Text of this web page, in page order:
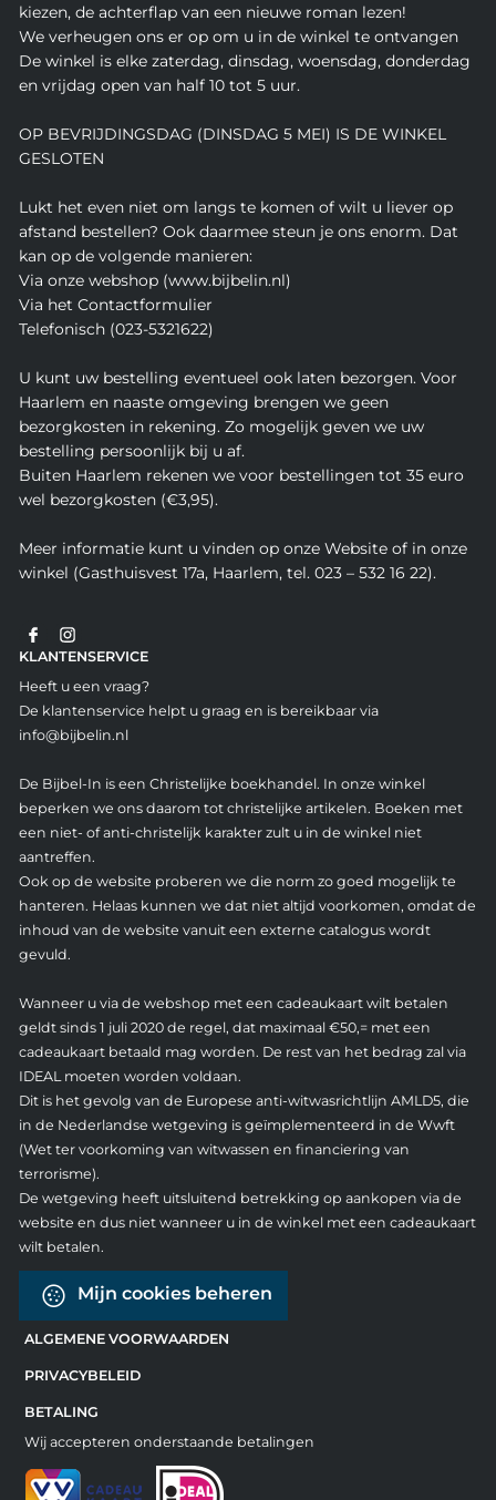
kiezen, de achterflap van een nieuwe roman lezen!
We verheugen ons er op om u in de winkel te ontvangen
De winkel is elke zaterdag, dinsdag, woensdag, donderdag
en vrijdag open van half 10 tot 5 uur.
OP BEVRIJDINGSDAG (DINSDAG 5 MEI) IS DE WINKEL
GESLOTEN
Lukt het even niet om langs te komen of wilt u liever op
afstand bestellen? Ook daarmee steun je ons enorm. Dat
kan op de volgende manieren:
Via onze webshop (www.bijbelin.nl)
Via het Contactformulier
Telefonisch (023-5321622)
U kunt uw bestelling eventueel ook laten bezorgen. Voor
Haarlem en naaste omgeving brengen we geen
bezorgkosten in rekening. Zo mogelijk geven we uw
bestelling persoonlijk bij u af.
Buiten Haarlem rekenen we voor bestellingen tot 35 euro
wel bezorgkosten (€3,95).
Meer informatie kunt u vinden op onze Website of in onze
winkel (Gasthuisvest 17a, Haarlem, tel. 023 – 532 16 22).
KLANTENSERVICE
Heeft u een vraag?
De klantenservice helpt u graag en is bereikbaar via
info@bijbelin.nl
De Bijbel-In is een Christelijke boekhandel. In onze winkel
beperken we ons daarom tot christelijke artikelen. Boeken met
een niet- of anti-christelijk karakter zult u in de winkel niet
aantreffen.
Ook op de website proberen we die norm zo goed mogelijk te
hanteren. Helaas kunnen we dat niet altijd voorkomen, omdat de
inhoud van de website vanuit een externe catalogus wordt
gevuld.
Wanneer u via de webshop met een cadeaukaart wilt betalen
geldt sinds 1 juli 2020 de regel, dat maximaal €50,= met een
cadeaukaart betaald mag worden. De rest van het bedrag zal via
IDEAL moeten worden voldaan.
Dit is het gevolg van de Europese anti-witwasrichtlijn AMLD5, die
in de Nederlandse wetgeving is geïmplementeerd in de Wwft
(Wet ter voorkoming van witwassen en financiering van
terrorisme).
De wetgeving heeft uitsluitend betrekking op aankopen via de
website en dus niet wanneer u in de winkel met een cadeaukaart
wilt betalen.
Mijn cookies beheren
ALGEMENE VOORWAARDEN
PRIVACYBELEID
BETALING
Wij accepteren onderstaande betalingen